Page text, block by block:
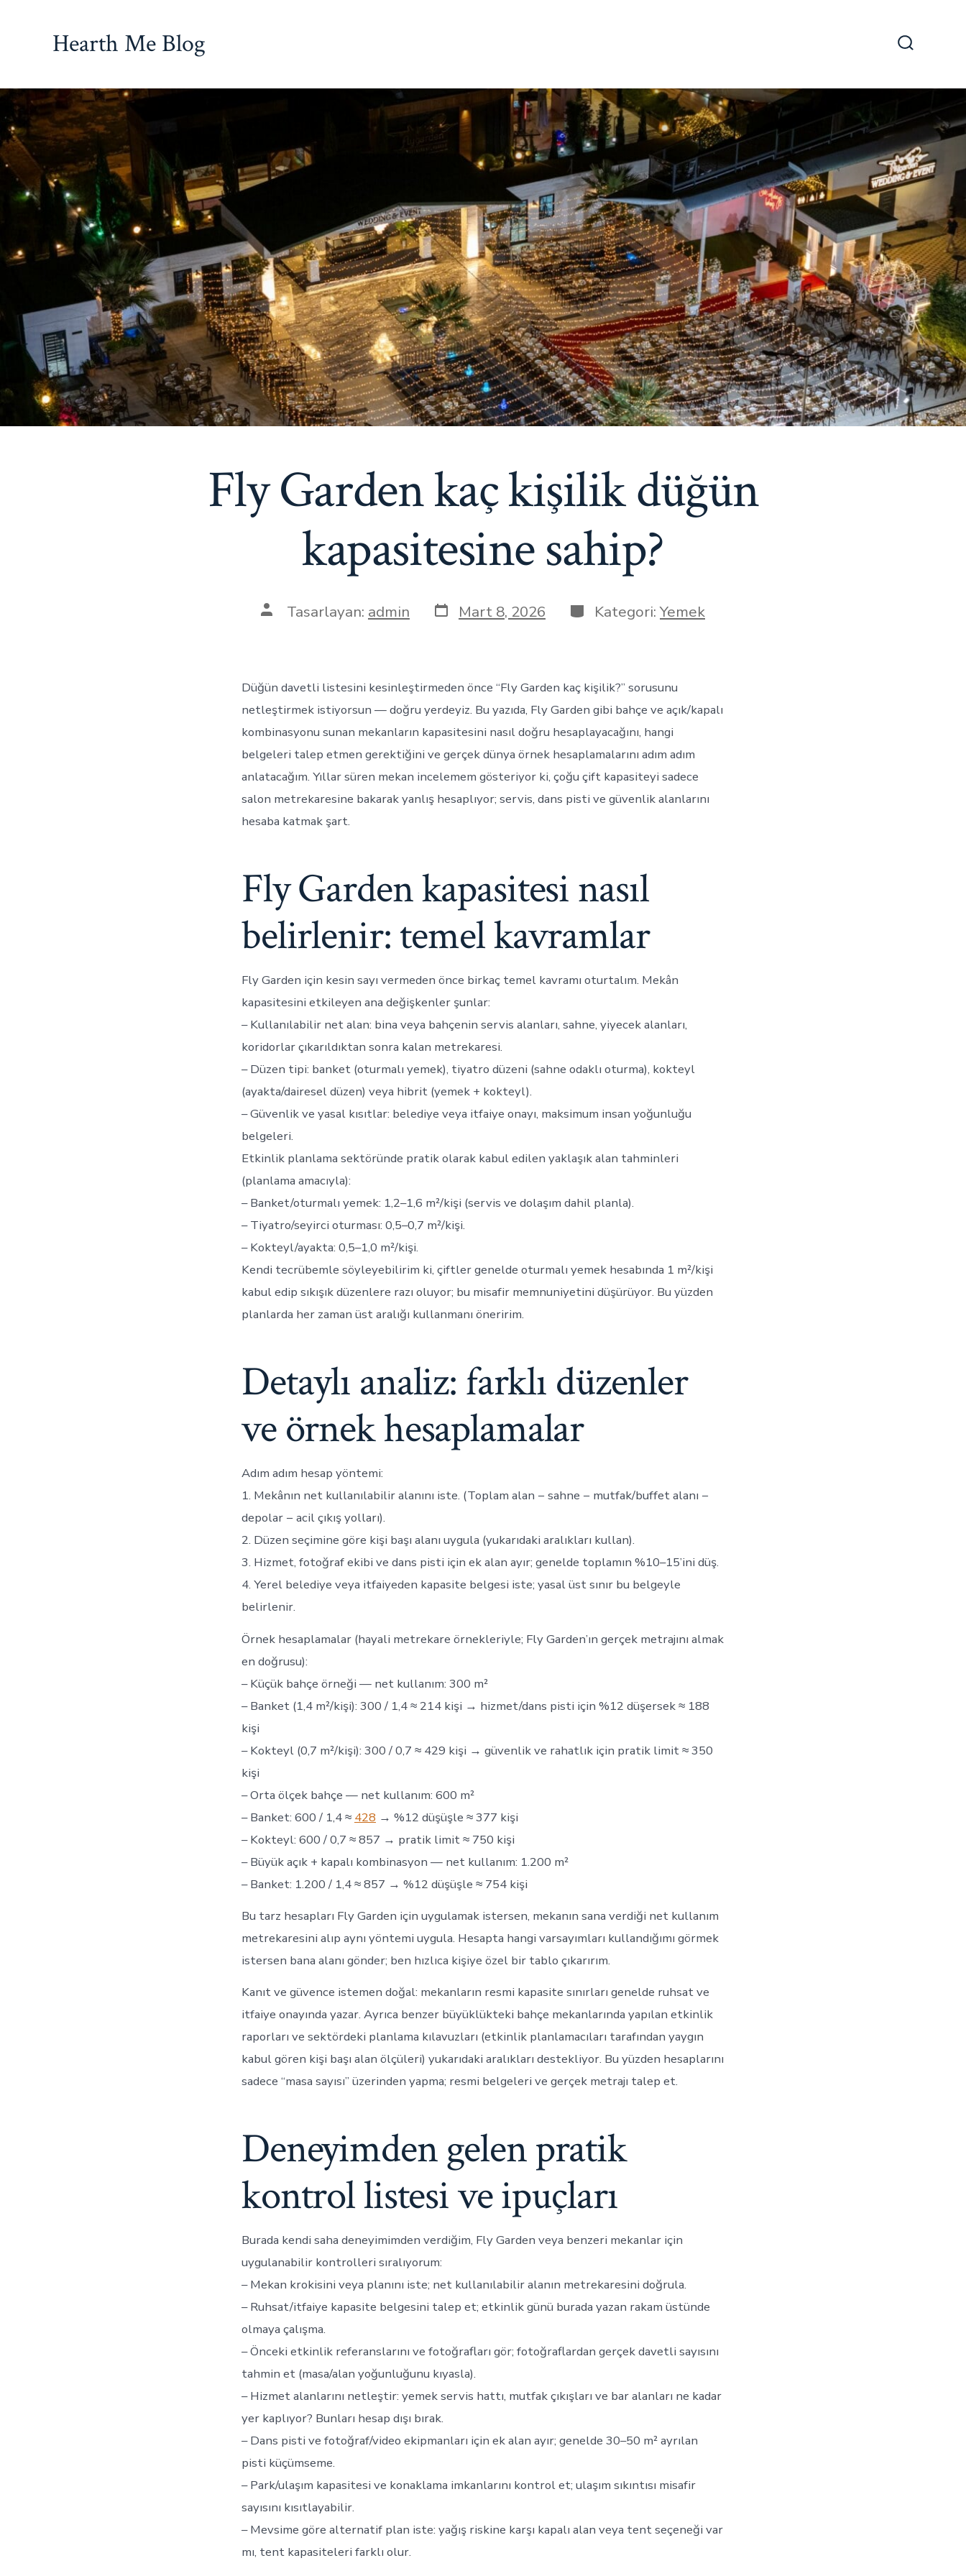
Göster/
Hearth Me Blog
Fly Garden kaç kişilik düğün
kapasitesine sahip?
YazınınTasarlayan: admin Yazı
tarihi
Mart 8, 2026 Kategoriler
Kategori:Yemek
Düğün davetli listesini kesinleştirmeden önce “Fly Garden kaç kişilik?” sorusunu
netleştirmek istiyorsun — doğru yerdeyiz. Bu yazıda, Fly Garden gibi bahçe ve açık/kapalı
kombinasyonu sunan mekanların kapasitesini nasıl doğru hesaplayacağını, hangi
belgeleri talep etmen gerektiğini ve gerçek dünya örnek hesaplamalarını adım adım
anlatacağım. Yıllar süren mekan incelemem gösteriyor ki, çoğu çift kapasiteyi sadece
salon metrekaresine bakarak yanlış hesaplıyor; servis, dans pisti ve güvenlik alanlarını
hesaba katmak şart.
Fly Garden kapasitesi nasıl
belirlenir: temel kavramlar
Fly Garden için kesin sayı vermeden önce birkaç temel kavramı oturtalım. Mekân
kapasitesini etkileyen ana değişkenler şunlar:
– Kullanılabilir net alan: bina veya bahçenin servis alanları, sahne, yiyecek alanları,
koridorlar çıkarıldıktan sonra kalan metrekaresi.
– Düzen tipi: banket (oturmalı yemek), tiyatro düzeni (sahne odaklı oturma), kokteyl
(ayakta/dairesel düzen) veya hibrit (yemek + kokteyl).
– Güvenlik ve yasal kısıtlar: belediye veya itfaiye onayı, maksimum insan yoğunluğu
belgeleri.
Etkinlik planlama sektöründe pratik olarak kabul edilen yaklaşık alan tahminleri
(planlama amacıyla):
– Banket/oturmalı yemek: 1,2–1,6 m²/kişi (servis ve dolaşım dahil planla).
– Tiyatro/seyirci oturması: 0,5–0,7 m²/kişi.
– Kokteyl/ayakta: 0,5–1,0 m²/kişi.
Kendi tecrübemle söyleyebilirim ki, çiftler genelde oturmalı yemek hesabında 1 m²/kişi
kabul edip sıkışık düzenlere razı oluyor; bu misafir memnuniyetini düşürüyor. Bu yüzden
planlarda her zaman üst aralığı kullanmanı öneririm.
Detaylı analiz: farklı düzenler
ve örnek hesaplamalar
Adım adım hesap yöntemi:
1. Mekânın net kullanılabilir alanını iste. (Toplam alan − sahne − mutfak/buffet alanı −
depolar − acil çıkış yolları).
2. Düzen seçimine göre kişi başı alanı uygula (yukarıdaki aralıkları kullan).
3. Hizmet, fotoğraf ekibi ve dans pisti için ek alan ayır; genelde toplamın %10–15’ini düş.
4. Yerel belediye veya itfaiyeden kapasite belgesi iste; yasal üst sınır bu belgeyle
belirlenir.
Örnek hesaplamalar (hayali metrekare örnekleriyle; Fly Garden’ın gerçek metrajını almak
en doğrusu):
– Küçük bahçe örneği — net kullanım: 300 m²
– Banket (1,4 m²/kişi): 300 / 1,4 ≈ 214 kişi → hizmet/dans pisti için %12 düşersek ≈ 188
kişi
– Kokteyl (0,7 m²/kişi): 300 / 0,7 ≈ 429 kişi → güvenlik ve rahatlık için pratik limit ≈ 350
kişi
– Orta ölçek bahçe — net kullanım: 600 m²
– Banket: 600 / 1,4 ≈ 428 → %12 düşüşle ≈ 377 kişi
– Kokteyl: 600 / 0,7 ≈ 857 → pratik limit ≈ 750 kişi
– Büyük açık + kapalı kombinasyon — net kullanım: 1.200 m²
– Banket: 1.200 / 1,4 ≈ 857 → %12 düşüşle ≈ 754 kişi
Bu tarz hesapları Fly Garden için uygulamak istersen, mekanın sana verdiği net kullanım
metrekaresini alıp aynı yöntemi uygula. Hesapta hangi varsayımları kullandığımı görmek
istersen bana alanı gönder; ben hızlıca kişiye özel bir tablo çıkarırım.
Kanıt ve güvence istemen doğal: mekanların resmi kapasite sınırları genelde ruhsat ve
itfaiye onayında yazar. Ayrıca benzer büyüklükteki bahçe mekanlarında yapılan etkinlik
raporları ve sektördeki planlama kılavuzları (etkinlik planlamacıları tarafından yaygın
kabul gören kişi başı alan ölçüleri) yukarıdaki aralıkları destekliyor. Bu yüzden hesaplarını
sadece “masa sayısı” üzerinden yapma; resmi belgeleri ve gerçek metrajı talep et.
Deneyimden gelen pratik
kontrol listesi ve ipuçları
Burada kendi saha deneyimimden verdiğim, Fly Garden veya benzeri mekanlar için
uygulanabilir kontrolleri sıralıyorum:
– Mekan krokisini veya planını iste; net kullanılabilir alanın metrekaresini doğrula.
– Ruhsat/itfaiye kapasite belgesini talep et; etkinlik günü burada yazan rakam üstünde
olmaya çalışma.
– Önceki etkinlik referanslarını ve fotoğrafları gör; fotoğraflardan gerçek davetli sayısını
tahmin et (masa/alan yoğunluğunu kıyasla).
– Hizmet alanlarını netleştir: yemek servis hattı, mutfak çıkışları ve bar alanları ne kadar
yer kaplıyor? Bunları hesap dışı bırak.
– Dans pisti ve fotoğraf/video ekipmanları için ek alan ayır; genelde 30–50 m² ayrılan
pisti küçümseme.
– Park/ulaşım kapasitesi ve konaklama imkanlarını kontrol et; ulaşım sıkıntısı misafir
sayısını kısıtlayabilir.
– Mevsime göre alternatif plan iste: yağış riskine karşı kapalı alan veya tent seçeneği var
mı, tent kapasiteleri farklı olur.